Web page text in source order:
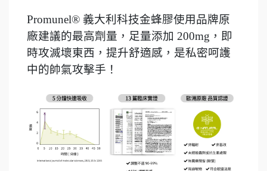
Promunel® 義大利科技金蜂膠使用品牌原
廠建議的最高劑量，足量添加 200mg，即
時攻滅壞東西，提升舒適感，是私密呵護
中的帥氣攻擊手！